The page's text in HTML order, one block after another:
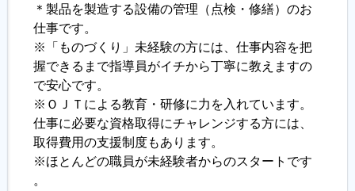
履歴書ジェネレーター
＊製品を製造する設備の管理（点検・修繕）のお
仕事です。
※「ものづくり」未経験の方には、仕事内容を把
握できるまで指導員がイチから丁寧に教えますの
で安心です。
※ＯＪＴによる教育・研修に力を入れています。
仕事に必要な資格取得にチャレンジする方には、
取得費用の支援制度もあります。
※ほとんどの職員が未経験者からのスタートです
。